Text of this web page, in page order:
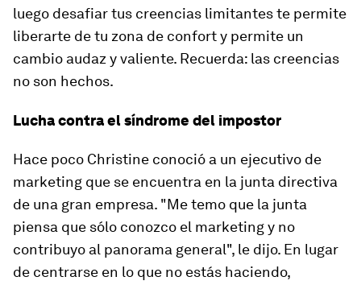
luego desafiar tus creencias limitantes te permite
liberarte de tu zona de confort y permite un
cambio audaz y valiente. Recuerda: las creencias
no son hechos.
Lucha contra el síndrome del impostor
Hace poco Christine conoció a un ejecutivo de
marketing que se encuentra en la junta directiva
de una gran empresa. "Me temo que la junta
piensa que sólo conozco el marketing y no
contribuyo al panorama general", le dijo. En lugar
de centrarse en lo que no estás haciendo,